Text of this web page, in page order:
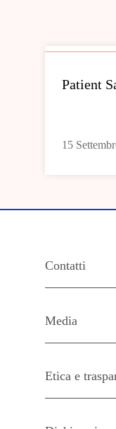
Patient
15
Contatti
Media
Etica e